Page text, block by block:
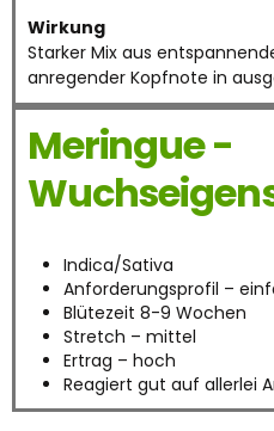
Wirkung
Starker Mix aus
anregender Kopfnote in
Meringue -
Indica/Sativa
Anforderungsprofil –
Blütezeit 8-9 Wochen
Stretch – mittel
Ertrag – hoch
Reagiert gut auf allerlei